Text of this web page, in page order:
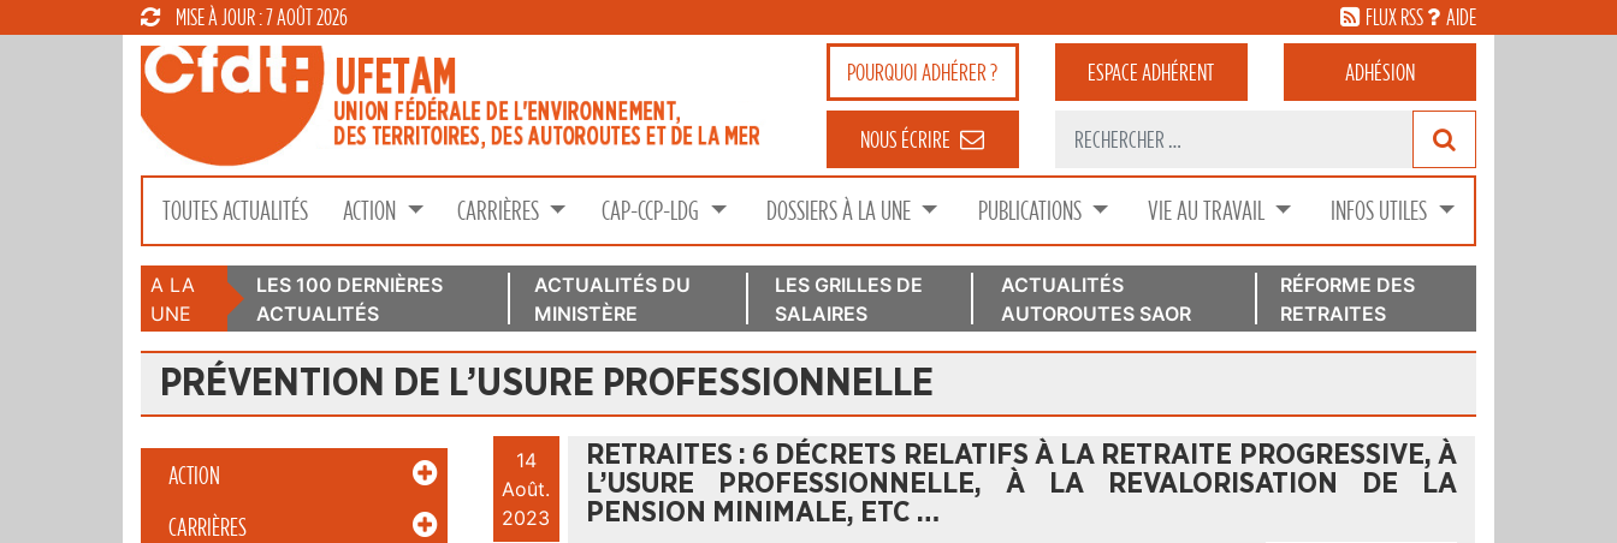
MISE À JOUR : 7 AOÛT 2026 FLUX RSS AIDE
POURQUOIADHÉRER ? ESPACEADHÉRENT ADHÉSION
NOUS ÉCRIRE
TOUTES ACTUALITÉS ACTION CARRIÈRES CAP-CCP-LDG DOSSIERS À LA UNE PUBLICATIONS VIE AU TRAVAIL INFOS UTILES
A LA
UNE
LES 100 DERNIÈRES
ACTUALITÉS
ACTUALITÉS DU
MINISTÈRE
LES GRILLES DE
SALAIRES
ACTUALITÉS
AUTOROUTES SAOR
RÉFORME DES
RETRAITES
PRÉVENTION DE L’USURE PROFESSIONNELLE
ACTION
CARRIÈRES
14
Août.
2023
RETRAITES : 6 DÉCRETS RELATIFS À LA RETRAITE PROGRESSIVE, À
L’USURE PROFESSIONNELLE, À LA REVALORISATION DE LA
PENSION MINIMALE, ETC …